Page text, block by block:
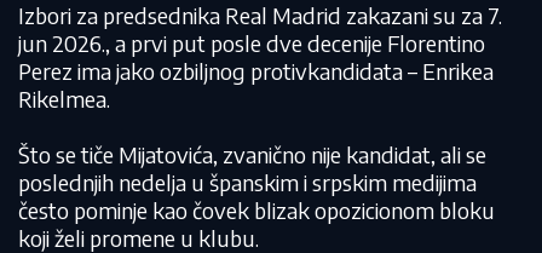
Izbori za predsednika Real Madrid zakazani su za 7.
jun 2026., a prvi put posle dve decenije Florentino
Perez ima jako ozbiljnog protivkandidata – Enrikea
Rikelmea.
Što se tiče Mijatovića, zvanično nije kandidat, ali se
poslednjih nedelja u španskim i srpskim medijima
često pominje kao čovek blizak opozicionom bloku
koji želi promene u klubu.